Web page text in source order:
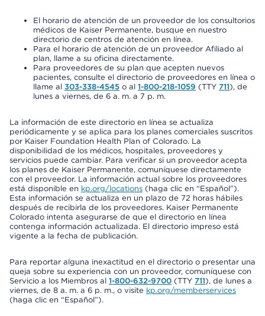
El horario de atención de un proveedor de los consultorios
médicos de Kaiser Permanente, busque en nuestro
directorio de centros de atención en línea.
Para el horario de atención de un proveedor Afiliado al
plan, llame a su oficina directamente.
Para proveedores de su plan que acepten nuevos
pacientes, consulte el directorio de proveedores en línea o
llame al 303-338-4545 o al 1-800-218-1059 (TTY 711), de
lunes a viernes, de 6 a. m. a 7 p. m.
La información de este directorio en línea se actualiza
periódicamente y se aplica para los planes comerciales suscritos
por Kaiser Foundation Health Plan of Colorado. La
disponibilidad de los médicos, hospitales, proveedores y
servicios puede cambiar. Para verificar si un proveedor acepta
los planes de Kaiser Permanente, comuníquese directamente
con el proveedor. La información actual sobre los proveedores
está disponible en kp.org/locations (haga clic en “Español”).
Esta información se actualiza en un plazo de 72 horas hábiles
después de recibirla de los proveedores. Kaiser Permanente
Colorado intenta asegurarse de que el directorio en línea
contenga información actualizada. El directorio impreso está
vigente a la fecha de publicación.
Para reportar alguna inexactitud en el directorio o presentar una
queja sobre su experiencia con un proveedor, comuníquese con
Servicio a los Miembros al 1-800-632-9700 (TTY 711), de lunes a
viernes, de 8 a. m. a 6 p. m., o visite kp.org/memberservices
(haga clic en “Español”).